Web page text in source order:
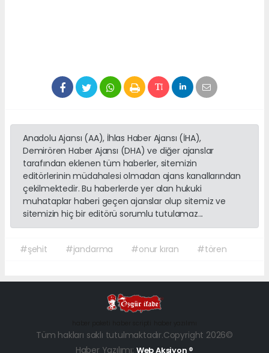
Anadolu Ajansı (AA), İhlas Haber Ajansı (İHA),
Demirören Haber Ajansı (DHA) ve diğer ajanslar
tarafından eklenen tüm haberler, sitemizin
editörlerinin müdahalesi olmadan ajans kanallarından
çekilmektedir. Bu haberlerde yer alan hukuki
muhataplar haberi geçen ajanslar olup sitemiz ve
sitemizin hiç bir editörü sorumlu tutulamaz...
#şehit #jandarma #onur kıran #tören
Tüm hakları saklı tutulmaktadır.Copyright 2026©
Haber Yazılımı: Web Aksiyon ®